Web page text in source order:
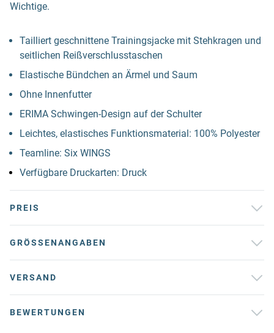
Wichtige.
Tailliert geschnittene Trainingsjacke mit Stehkragen und
seitlichen Reißverschlusstaschen
Elastische Bündchen an Ärmel und Saum
Ohne Innenfutter
ERIMA Schwingen-Design auf der Schulter
Leichtes, elastisches Funktionsmaterial: 100% Polyester
Teamline: Six WINGS
Verfügbare Druckarten: Druck
PREIS
GRÖSSENANGABEN
VERSAND
BEWERTUNGEN